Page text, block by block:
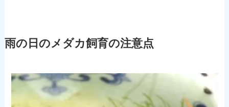
雨の日のメダカ飼育の注意点